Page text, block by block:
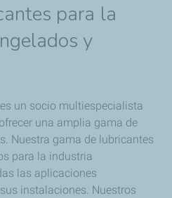
para la
y
un socio multiespecialista
una amplia gama de
Nuestra gama de lubricantes
para la industria
las aplicaciones
instalaciones. Nuestros